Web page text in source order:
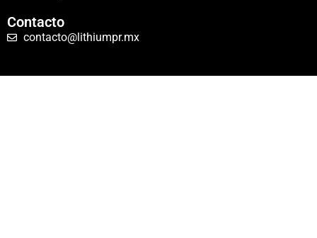
Contacto
contacto@lithiumpr.mx